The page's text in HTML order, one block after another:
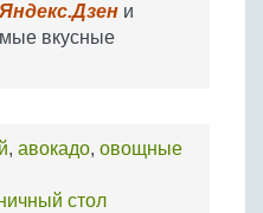
Яндекс.Дзен и
вкусные
, авокадо, овощные
стол